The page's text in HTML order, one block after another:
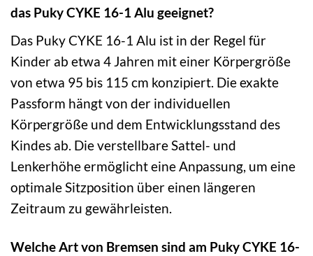
das Puky CYKE 16-1 Alu geeignet?
Das Puky CYKE 16-1 Alu ist in der Regel für
Kinder ab etwa 4 Jahren mit einer Körpergröße
von etwa 95 bis 115 cm konzipiert. Die exakte
Passform hängt von der individuellen
Körpergröße und dem Entwicklungsstand des
Kindes ab. Die verstellbare Sattel- und
Lenkerhöhe ermöglicht eine Anpassung, um eine
optimale Sitzposition über einen längeren
Zeitraum zu gewährleisten.
Welche Art von Bremsen sind am Puky CYKE 16-